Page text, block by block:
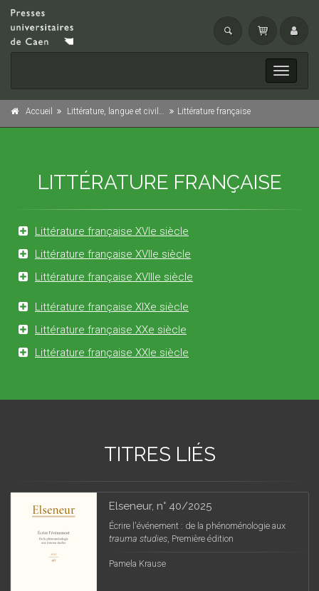
Toggle
Accueil Littérature, langue et civilisation Littérature française
LITTÉRATURE FRANÇAISE
Littérature française XVIe siècle
Littérature française XVIIe siècle
Littérature française XVIIIe siècle
Littérature française XIXe siècle
Littérature française XXe siècle
Littérature française XXIe siècle
TITRES LIÉS
Elseneur, n° 40/2025
Écrire l'événement : de la phénoménologie aux
trauma studies, Première édition
Pamela Krause